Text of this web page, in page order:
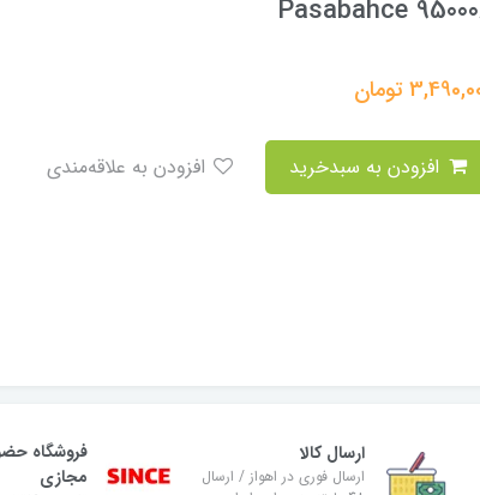
Pasabahce
تومان
ارسال کالا
ارسال فوری در اهواز / ارسال
فروشگاه
مجازی